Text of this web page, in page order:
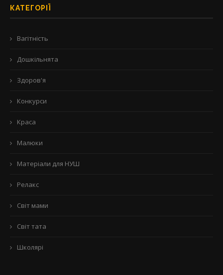
КАТЕГОРІЇ
Вагітність
Дошкільнята
Здоров'я
Конкурси
Краса
Малюки
Матеріали для НУШ
Релакс
Світ мами
Світ тата
Школярі